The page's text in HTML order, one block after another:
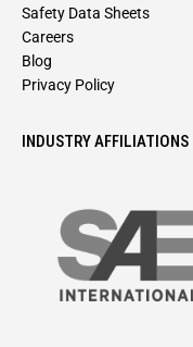
Safety Data Sheets
Careers
Blog
Privacy Policy
INDUSTRY AFFILIATIONS